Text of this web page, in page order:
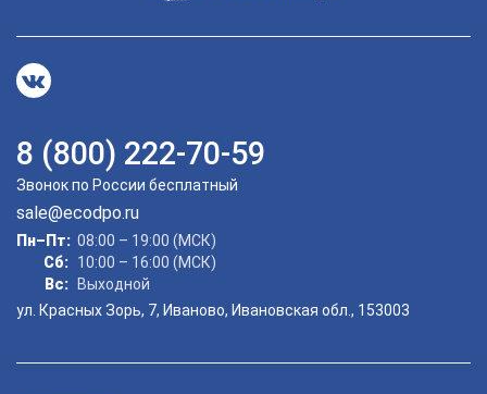
8 (800) 222-70-59
Звонок по России бесплатный
sale@ecodpo.ru
Пн–Пт: 08:00 – 19:00 (МСК)
Сб: 10:00 – 16:00 (МСК)
Вс: Выходной
ул. Красных Зорь, 7, Иваново, Ивановская обл., 153003
Max